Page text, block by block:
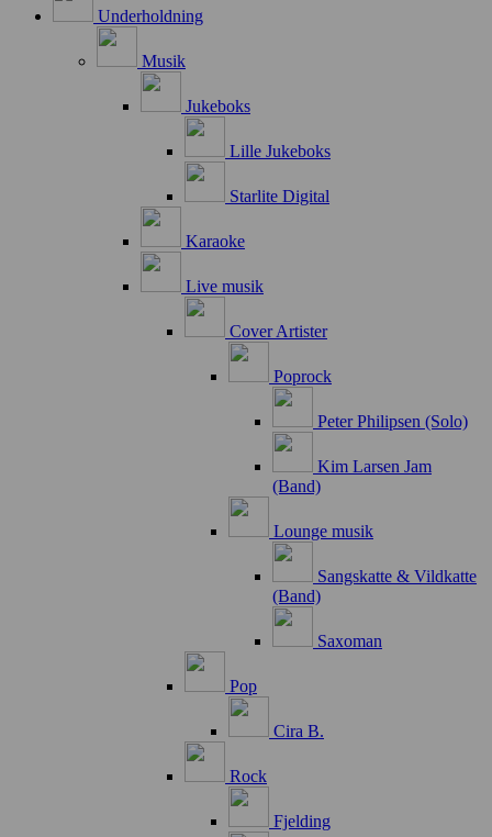
Underholdning
Musik
Jukeboks
Lille Jukeboks
Starlite Digital
Karaoke
Live musik
Cover Artister
Poprock
Peter Philipsen (Solo)
Kim Larsen Jam
(Band)
Lounge musik
Sangskatte & Vildkatte
(Band)
Saxoman
Pop
Cira B.
Rock
Fjelding